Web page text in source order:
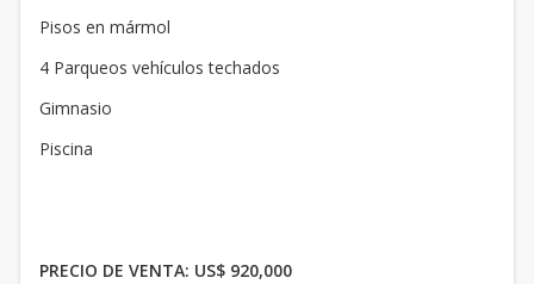
Pisos en mármol
4 Parqueos vehículos techados
Gimnasio
Piscina
PRECIO DE VENTA: US$ 920,000